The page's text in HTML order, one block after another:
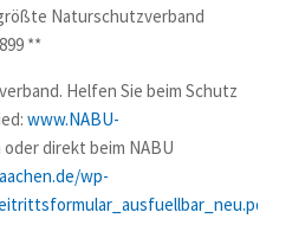
Naturschutzverband
**
Helfen Sie beim Schutz
www.NABU-
oder direkt beim NABU
wp-